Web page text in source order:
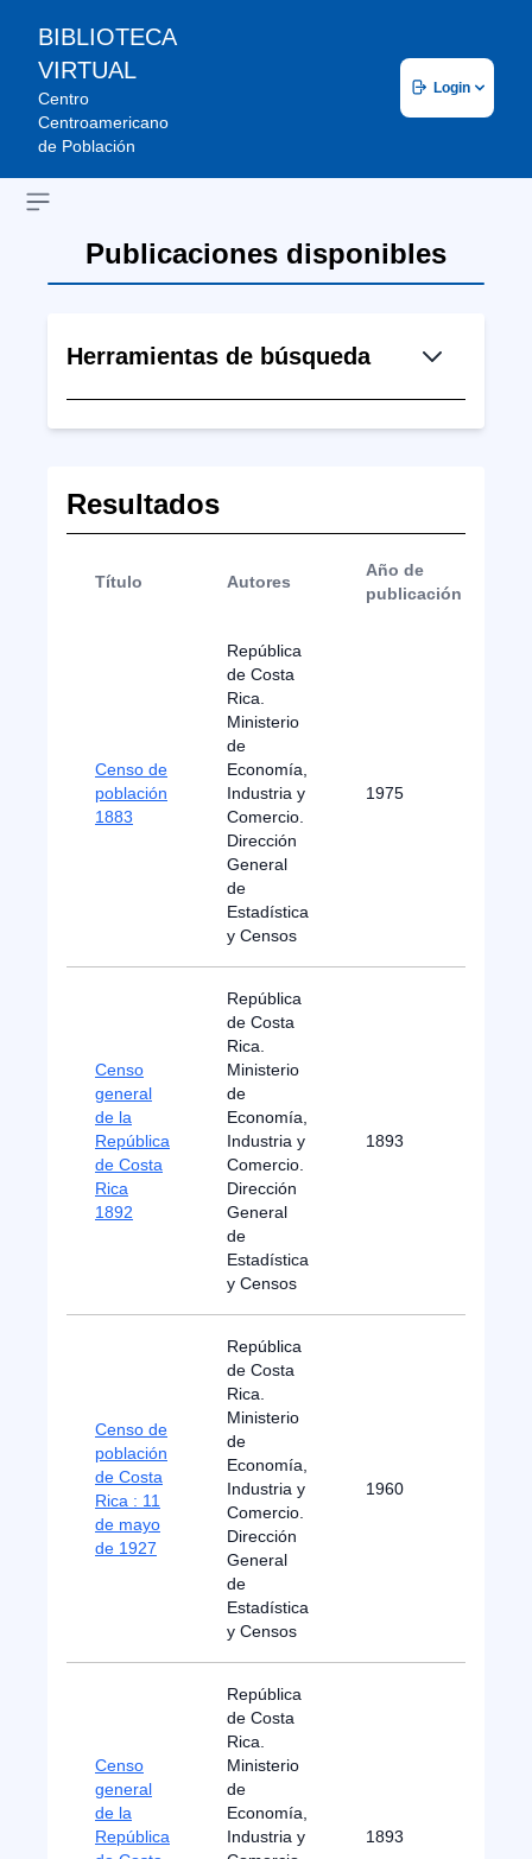
BIBLIOTECA
VIRTUAL
Centro
Centroamericano
de Población
Login
Open sidebar
Publicaciones disponibles
Herramientas de búsqueda
Resultados
Título Autores
Año de
publicación
Censo de
población
1883
República
de Costa
Rica.
Ministerio
de
Economía,
Industria y
Comercio.
Dirección
General
de
Estadística
y Censos
1975
Censo
general
de la
República
de Costa
Rica
1892
República
de Costa
Rica.
Ministerio
de
Economía,
Industria y
Comercio.
Dirección
General
de
Estadística
y Censos
1893
Censo de
población
de Costa
Rica : 11
de mayo
de 1927
República
de Costa
Rica.
Ministerio
de
Economía,
Industria y
Comercio.
Dirección
General
de
Estadística
y Censos
1960
Censo
general
de la
República
República
de Costa
Rica.
Ministerio
de
Economía,
Industria y
1893